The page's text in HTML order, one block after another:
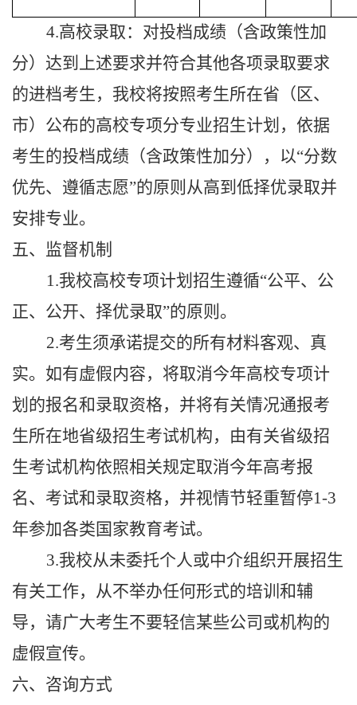
4.高校录取：对投档成绩（含政策性加
分）达到上述要求并符合其他各项录取要求
的进档考生，我校将按照考生所在省（区、
市）公布的高校专项分专业招生计划，依据
考生的投档成绩（含政策性加分），以“分数
优先、遵循志愿”的原则从高到低择优录取并
安排专业。
五、监督机制
1.我校高校专项计划招生遵循“公平、公
正、公开、择优录取”的原则。
2.考生须承诺提交的所有材料客观、真
实。如有虚假内容，将取消今年高校专项计
划的报名和录取资格，并将有关情况通报考
生所在地省级招生考试机构，由有关省级招
生考试机构依照相关规定取消今年高考报
名、考试和录取资格，并视情节轻重暂停1-3
年参加各类国家教育考试。
3.我校从未委托个人或中介组织开展招生
有关工作，从不举办任何形式的培训和辅
导，请广大考生不要轻信某些公司或机构的
虚假宣传。
六、 咨询方式